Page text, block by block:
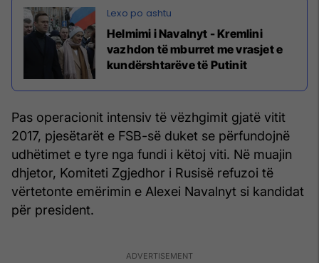
Helmimi i Navalnyt - Kremlini
vazhdon të mburret me vrasjet e
kundërshtarëve të Putinit
Pas operacionit intensiv të vëzhgimit gjatë vitit
2017, pjesëtarët e FSB-së duket se përfundojnë
udhëtimet e tyre nga fundi i këtoj viti. Në muajin
dhjetor, Komiteti Zgjedhor i Rusisë refuzoi të
vërtetonte emërimin e Alexei Navalnyt si kandidat
për president.